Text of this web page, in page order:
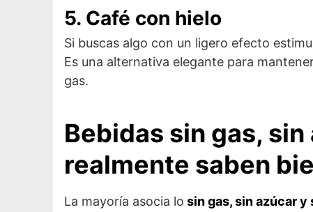
5. Café con hielo
Si buscas algo con un ligero efecto
Es una alternativa elegante para
gas.
Bebidas sin gas,
realmente saben
La mayoría asocia lo sin gas, sin azúcar y